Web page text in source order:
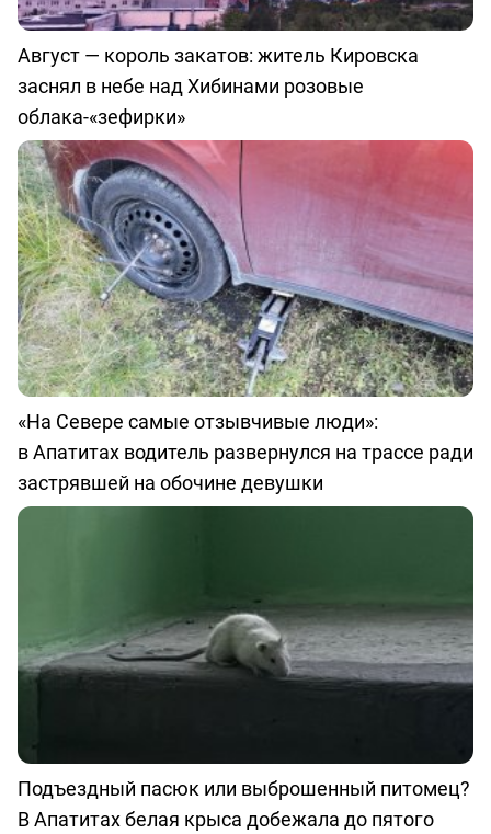
Август — король закатов: житель Кировска
заснял в небе над Хибинами розовые
облака-«зефирки»
«На Севере самые отзывчивые люди»:
в Апатитах водитель развернулся на трассе ради
застрявшей на обочине девушки
Подъездный пасюк или выброшенный питомец?
В Апатитах белая крыса добежала до пятого